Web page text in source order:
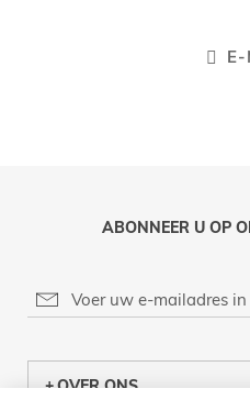
E-
ABONNEER U OP
OVER ONS